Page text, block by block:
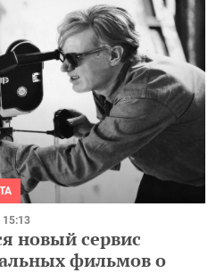
15:13
новый сервис
фильмов о